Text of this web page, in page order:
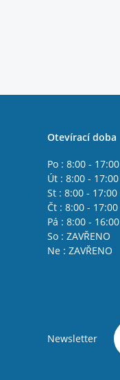
Otevírací doba
Po : 8:00 - 17:00
Út : 8:00 - 17:00
St : 8:00 - 17:00
Čt : 8:00 - 17:00
Pá : 8:00 - 16:00
So : ZAVŘENO
Ne : ZAVŘENO
Newsletter